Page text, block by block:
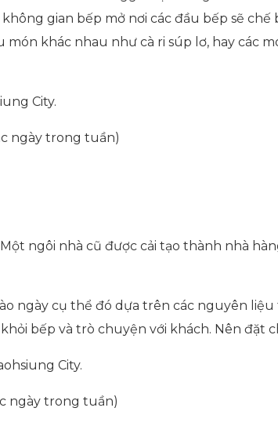
gian bếp mở nơi các đầu bếp sẽ chế
khác nhau như cà ri súp lơ, hay các
City.
ngày trong tuần)
ngôi nhà cũ được cải tạo thành nhà
ngày cụ thể đó dựa trên các nguyên
bếp và trò chuyện với khách. Nên đặt
City.
ngày trong tuần)